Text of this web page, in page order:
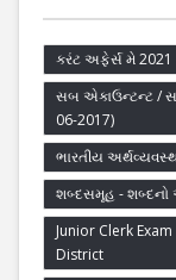
કરંટ અફેર્સ મે 2021
સબ એકાઉન્ટન્ટ /
06-2017)
ભારતીય
શબ્દસમૂહ - શબ્દનો
Junior Clerk
District